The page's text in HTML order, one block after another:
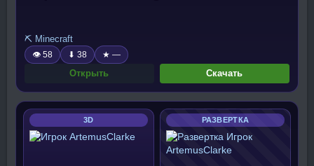
⛏️ Minecraft
👁 58 ⬇ 38 ★ —
Открыть Скачать
3D РАЗВЕРТКА